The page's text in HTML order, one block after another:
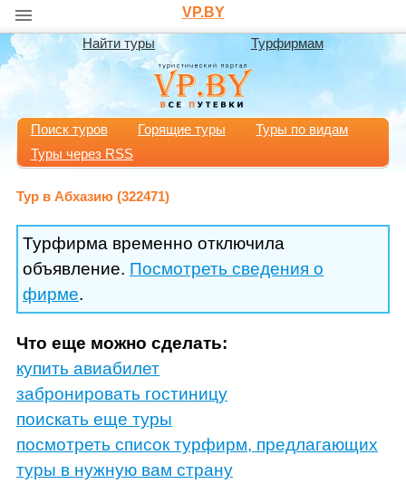
VP.BY
Найти туры Турфирмам
Поиск туров Горящие туры
Туры по видам
Туры через RSS
Тур в Абхазию (322471)
Турфирма временно отключила
объявление. Посмотреть сведения о
фирме.
Что еще можно сделать:
купить авиабилет
забронировать гостиницу
поискать еще туры
посмотреть список турфирм, предлагающих
туры в нужную вам страну